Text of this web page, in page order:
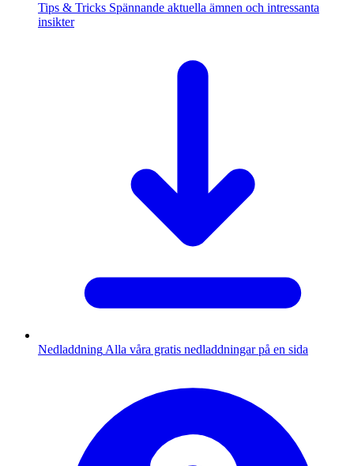
Tips & Tricks Spännande aktuella ämnen och intressanta
insikter
Nedladdning Alla våra gratis nedladdningar på en sida